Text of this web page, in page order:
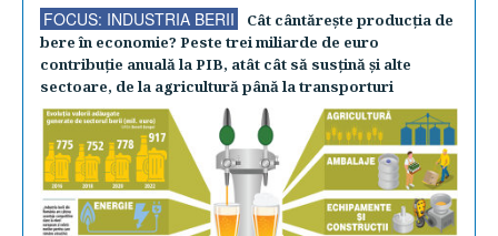
FOCUS: INDUSTRIA BERII
Cât cântăreşte producţia de
bere în economie? Peste trei miliarde de euro
contribuţie anuală la PIB, atât cât să susţină şi alte
sectoare, de la agricultură până la transporturi